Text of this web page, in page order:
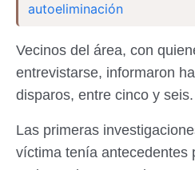
autoeliminación
Vecinos del área, con
entrevistarse, informaron
disparos, entre cinco y seis.
Las primeras
víctima tenía antecedentes